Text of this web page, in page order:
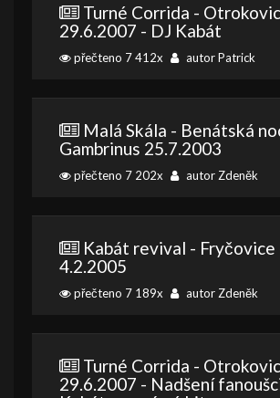
Turné Corrida -
29.6.2007 - DJ Kabát
přečteno 7 412x autor Patrick
Malá Skála - Benátská
Gambrinus 25.7.2003
přečteno 7 202x autor Zdeněk
Kabát revival - Fryčovice
4.2.2005
přečteno 7 189x autor Zdeněk
Turné Corrida -
29.6.2007 - Nadšení